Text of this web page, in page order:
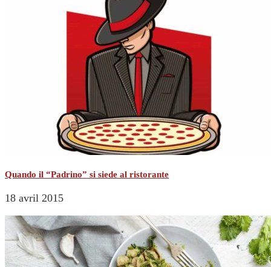
Quando il “Padrino” si siede al ristorante
18 avril 2015